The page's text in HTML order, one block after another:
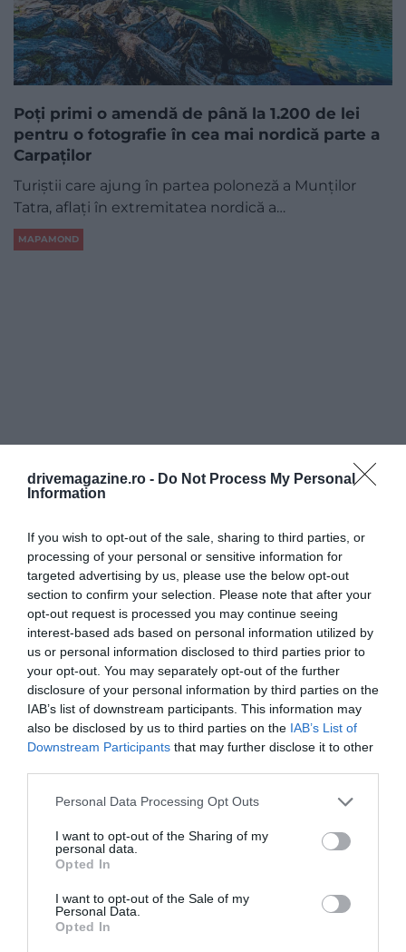
drivemagazine.ro - Do Not Process My Personal
Information
If you wish to opt-out of the sale, sharing to third parties, or
processing of your personal or sensitive information for
targeted advertising by us, please use the below opt-out
section to confirm your selection. Please note that after your
opt-out request is processed you may continue seeing
interest-based ads based on personal information utilized by
us or personal information disclosed to third parties prior to
your opt-out. You may separately opt-out of the further
disclosure of your personal information by third parties on the
IAB’s list of downstream participants. This information may
also be disclosed by us to third parties on the IAB’s List of
Downstream Participants that may further disclose it to other
Please note that this website/app uses one or more Google
not limited to your visit or usage behaviour. You may click to
grant or deny consent to Google and its third-party tags to
use your data for below specified purposes in below Google
consent section.
Personal Data Processing Opt Outs
I want to opt-out of the Sharing of my
personal data.
Opted In
I want to opt-out of the Sale of my
Personal Data.
Opted In
Poți primi o amendă de până la 1.200 de lei
pentru o fotografie în cea mai nordică parte a
Carpaților
Turiștii care ajung în partea poloneză a Munților
Tatra, aflați în extremitatea nordică a…
MAPAMOND
4 atracții globale care ar putea dispărea în 10
Există câteva locuri pe Pământ care, din diverse